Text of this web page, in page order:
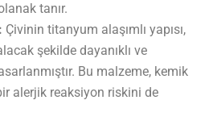
tanır.
Çivinin titanyum alaşımlı yapısı,
şekilde dayanıklı ve
Bu malzeme, kemik
alerjik reaksiyon riskini de